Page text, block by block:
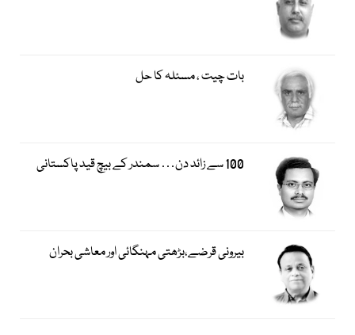
بات چیت ، مسئلہ کا حل
100 سے زائد دن… سمندر کے بیچ قید پاکستانی
بیرونی قرضے،بڑھتی مہنگائی اور معاشی بحران